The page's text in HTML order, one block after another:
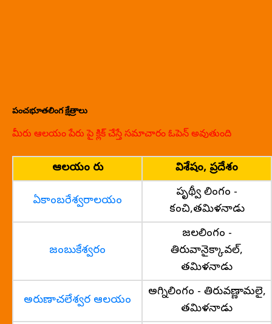
పంచభూతలింగ క్షేత్రాలు
మీరు ఆలయం పేరు పై క్లిక్ చేస్తే సమాచారం ఓపెన్ అవుతుంది
ఆలయం పేరు విశేషం, ప్రదేశం
ఏకాంబరేశ్వరాలయం
పృథ్వీ లింగం -
కంచి,తమిళనాడు
జంబుకేశ్వరం
జలలింగం -
తిరువానైక్కావల్,
తమిళనాడు
అరుణాచలేశ్వర ఆలయం
అగ్నిలింగం - తిరువణ్ణామలై,
తమిళనాడు